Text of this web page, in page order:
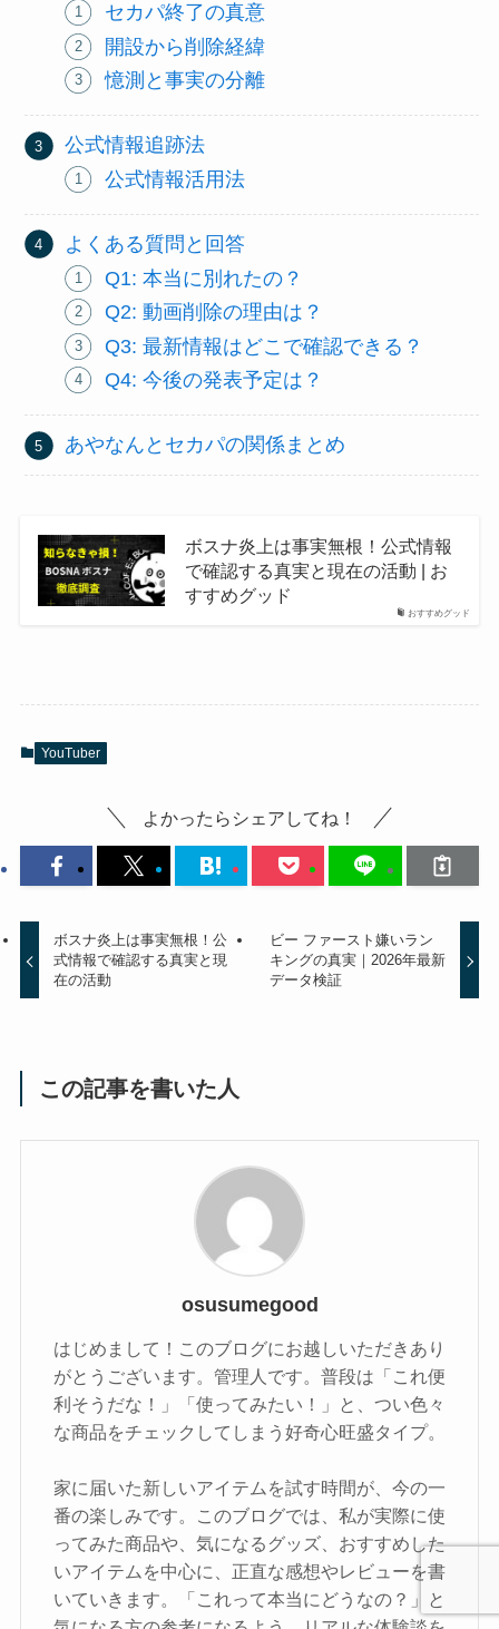
セカパ終了の真意
開設から削除経緯
憶測と事実の分離
公式情報追跡法
公式情報活用法
よくある質問と回答
Q1: 本当に別れたの？
Q2: 動画削除の理由は？
Q3: 最新情報はどこで確認できる？
Q4: 今後の発表予定は？
あやなんとセカパの関係まとめ
おすすめグッド
ボスナ炎上は事実無根！公式情報
で確認する真実と現在の活動 | お
すすめグッド
YouTuber
よかったらシェアしてね！
ボスナ炎上は事実無根！公
式情報で確認する真実と現
在の活動
ビー ファースト嫌いラン
キングの真実｜2026年最新
データ検証
この記事を書いた人
osusumegood
はじめまして！このブログにお越しいただきあり
がとうございます。管理人です。普段は「これ便
利そうだな！」「使ってみたい！」と、つい色々
な商品をチェックしてしまう好奇心旺盛タイプ。
家に届いた新しいアイテムを試す時間が、今の一
番の楽しみです。このブログでは、私が実際に使
ってみた商品や、気になるグッズ、おすすめした
いアイテムを中心に、正直な感想やレビューを書
いていきます。「これって本当にどうなの？」と